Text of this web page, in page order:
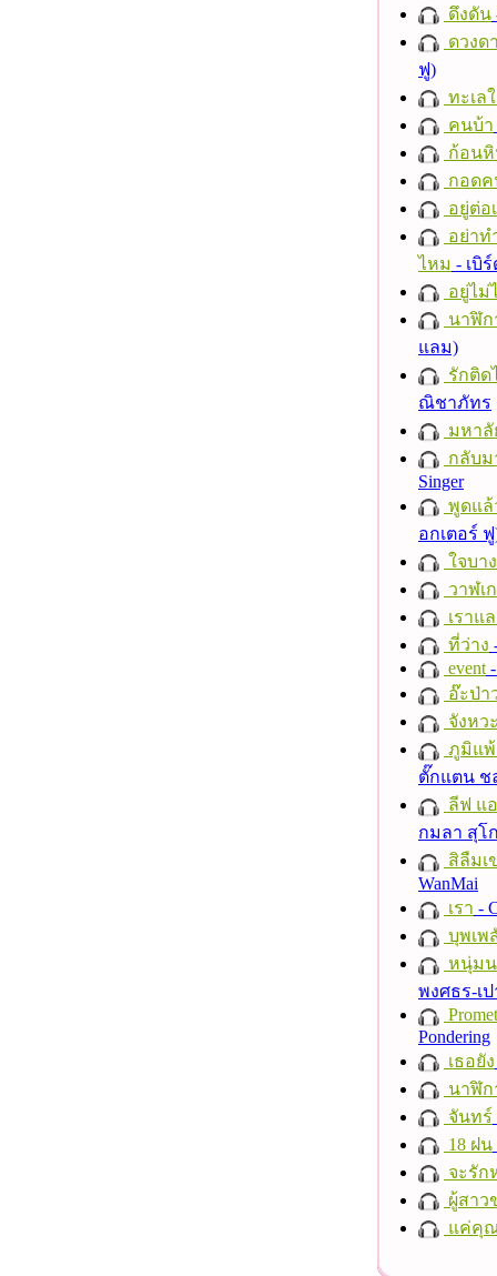
ดึงดัน
ดวงด
ฟู)
ทะเล
คนบ้า
ก้อน
กอดค
อยู่ต่อ
อย่าท
ไหม - เบิ
อยู่ไม่
นาฬิก
แลม)
รักติด
ณิชาภัทร
มหาลั
กลับม
Singer
พูดแล้
อกเตอร์
ใจบาง
วาฬเ
เราแ
ที่ว่าง
event
อ๊ะป่า
จังหว
ภูมิแพ้
ตั๊กแตน ช
ลีฟ แอ
กมลา สุโ
สิลืมเ
WanMai
เรา -
บุพเพ
หนุ่มน
พงศธร-เ
Pondering
เธอยัง
นาฬิก
จันทร์
18 ฝน
จะรัก
ผู้สาว
แค่คุ